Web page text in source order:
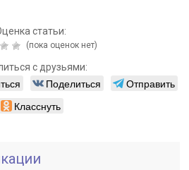
статьи:
(пока оценок нет)
с друзьями:
Поделиться
Отправить
Класснуть